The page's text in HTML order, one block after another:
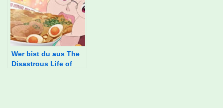
Wer bist du aus The
Disastrous Life of